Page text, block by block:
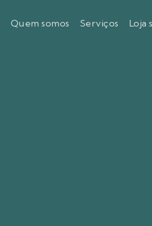
Quem somos Serviços Loja